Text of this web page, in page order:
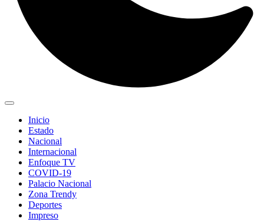
Inicio
Estado
Nacional
Internacional
Enfoque TV
COVID-19
Palacio Nacional
Zona Trendy
Deportes
Impreso